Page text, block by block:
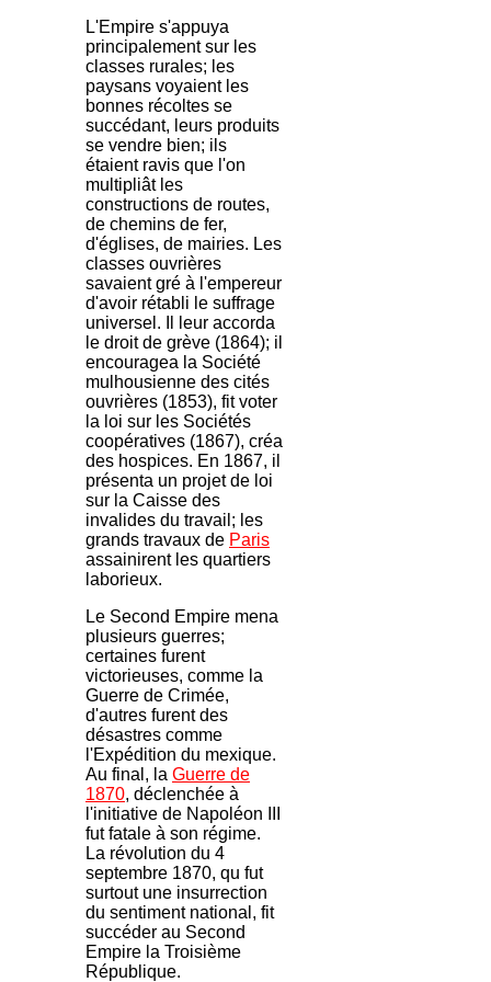
L'Empire s'appuya
principalement sur les
classes rurales; les
paysans voyaient les
bonnes récoltes se
succédant, leurs produits
se vendre bien; ils
étaient ravis que l'on
multipliât les
constructions de routes,
de chemins de fer,
d'églises, de mairies. Les
classes ouvrières
savaient gré à l'empereur
d'avoir rétabli le suffrage
universel. Il leur accorda
le droit de grève (1864); il
encouragea la Société
mulhousienne des cités
ouvrières (1853), fit voter
la loi sur les Sociétés
coopératives (1867), créa
des hospices. En 1867, il
présenta un projet de loi
sur la Caisse des
invalides du travail; les
grands travaux de Paris
assainirent les quartiers
laborieux.
Le Second Empire mena
plusieurs guerres;
certaines furent
victorieuses, comme la
Guerre de Crimée,
d'autres furent des
désastres comme
l'Expédition du mexique.
Au final, la Guerre de
1870, déclenchée à
l'initiative de Napoléon III
fut fatale à son régime.
La révolution du 4
septembre 1870, qu fut
surtout une insurrection
du sentiment national, fit
succéder au Second
Empire la Troisième
République.